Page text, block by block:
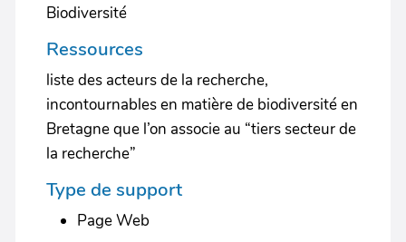
Biodiversité
Ressources
liste des acteurs de la recherche,
incontournables en matière de biodiversité en
Bretagne que l’on associe au “tiers secteur de
la recherche”
Type de support
Page Web